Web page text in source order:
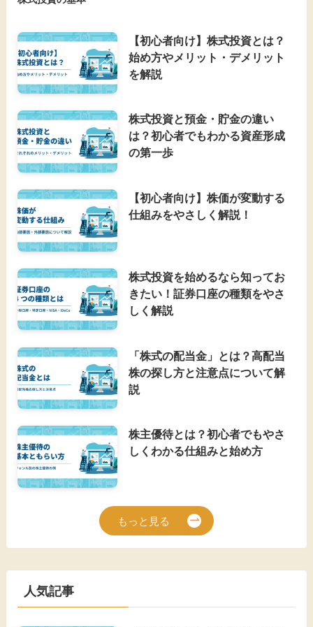
【初心者向け】株式投資とは？
始め方やメリット・デメリット
を解説
株式投資と預金・貯金の違い
は？初心者でもわかる資産形成
の第一歩
【初心者向け】株価が変動する
仕組みをやさしく解説！
株式投資を始めるなら知ってお
きたい！証券口座の種類をやさ
しく解説
「株式の配当金」とは？高配当
株の探し方と注意点について解
説
株主優待とは？初心者でもやさ
しくわかる仕組みと始め方
もっと見る
人気記事